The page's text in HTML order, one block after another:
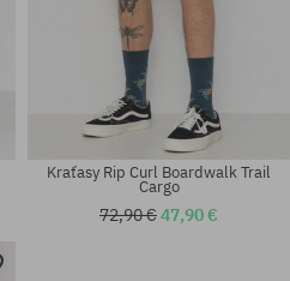
Kraťasy Rip Curl Boardwalk Trail
Cargo
72,90 €47,90 €